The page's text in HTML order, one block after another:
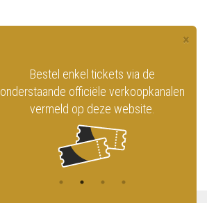
×
Bestel enkel tickets via de
onderstaande officiële verkoopkanalen
vermeld op deze website.